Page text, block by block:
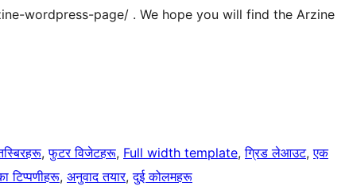
wordpress-page/ . We hope you will find the Arzine
, फुटर विजेटहरू, Full width template, ग्रिड लेआउट, एक
टिप्पणीहरू, अनुवाद तयार, दुई कोलमहरू